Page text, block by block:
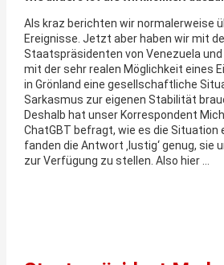
Als kraz berichten wir normalerweise
Ereignisse. Jetzt aber haben wir mit
Staatspräsidenten von Venezuela
mit der sehr realen Möglichkeit eines
in Grönland eine gesellschaftliche
Sarkasmus zur eigenen Stabilität
Deshalb hat unser Korrespondent
ChatGBT befragt, wie es die Situation
fanden die Antwort ‚lustig‘ genug, sie
zur Verfügung zu stellen. Also hier …